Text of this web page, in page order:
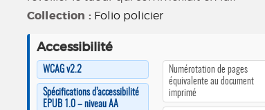
Collection : Folio policier
Accessibilité
WCAG v2.2
Spécifications d’accessibilité
EPUB 1.0 – niveau AA
Numérotation de pages
équivalente au document
imprimé